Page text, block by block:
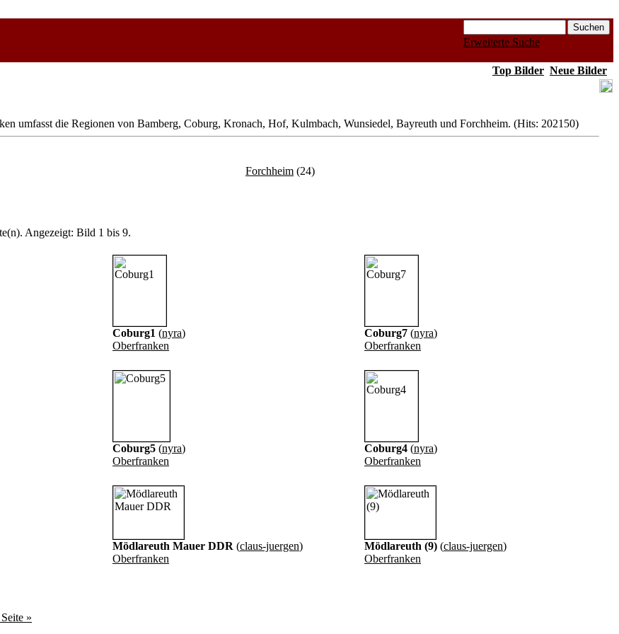
Erweiterte Suche
Top Bilder Neue Bilder
umfasst die Regionen von Bamberg, Coburg, Kronach, Hof, Kulmbach, Wunsiedel, Bayreuth und Forchheim. (Hits: 202150)
Forchheim (24)
Angezeigt: Bild 1 bis 9.
Coburg1 (nyra)
Oberfranken
Coburg7 (nyra)
Oberfranken
Coburg5 (nyra)
Oberfranken
Coburg4 (nyra)
Oberfranken
Mödlareuth Mauer DDR (claus-juergen)
Oberfranken
Mödlareuth (9) (claus-juergen)
Oberfranken
»